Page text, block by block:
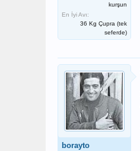
kurşun
En İyi Avı:
36 Kg Çupra (tek
seferde)
borayto